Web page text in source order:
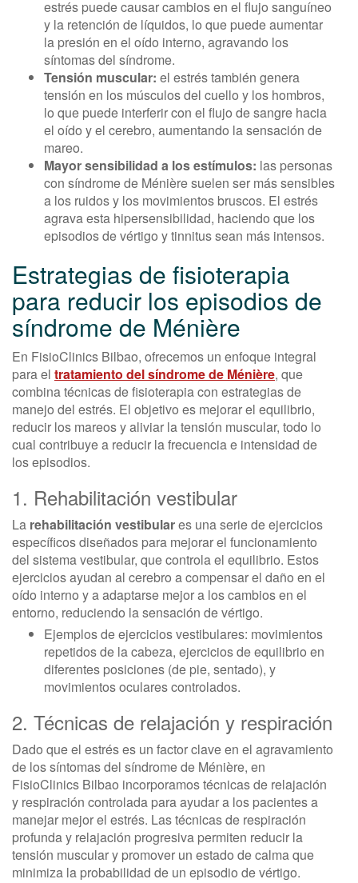
estrés puede causar cambios en el flujo sanguíneo
y la retención de líquidos, lo que puede aumentar
la presión en el oído interno, agravando los
síntomas del síndrome.
Tensión muscular: el estrés también genera
tensión en los músculos del cuello y los hombros,
lo que puede interferir con el flujo de sangre hacia
el oído y el cerebro, aumentando la sensación de
mareo.
Mayor sensibilidad a los estímulos: las personas
con síndrome de Ménière suelen ser más sensibles
a los ruidos y los movimientos bruscos. El estrés
agrava esta hipersensibilidad, haciendo que los
episodios de vértigo y tinnitus sean más intensos.
Estrategias de fisioterapia
para reducir los episodios de
síndrome de Ménière
En FisioClinics Bilbao, ofrecemos un enfoque integral
para el tratamiento del síndrome de Ménière, que
combina técnicas de fisioterapia con estrategias de
manejo del estrés. El objetivo es mejorar el equilibrio,
reducir los mareos y aliviar la tensión muscular, todo lo
cual contribuye a reducir la frecuencia e intensidad de
los episodios.
1. Rehabilitación vestibular
La rehabilitación vestibulares una serie de ejercicios
específicos diseñados para mejorar el funcionamiento
del sistema vestibular, que controla el equilibrio. Estos
ejercicios ayudan al cerebro a compensar el daño en el
oído interno y a adaptarse mejor a los cambios en el
entorno, reduciendo la sensación de vértigo.
Ejemplos de ejercicios vestibulares: movimientos
repetidos de la cabeza, ejercicios de equilibrio en
diferentes posiciones (de pie, sentado), y
movimientos oculares controlados.
2. Técnicas de relajación y respiración
Dado que el estrés es un factor clave en el agravamiento
de los síntomas del síndrome de Ménière, en
FisioClinics Bilbao incorporamos técnicas de relajación
y respiración controlada para ayudar a los pacientes a
manejar mejor el estrés. Las técnicas de respiración
profunda y relajación progresiva permiten reducir la
tensión muscular y promover un estado de calma que
minimiza la probabilidad de un episodio de vértigo.